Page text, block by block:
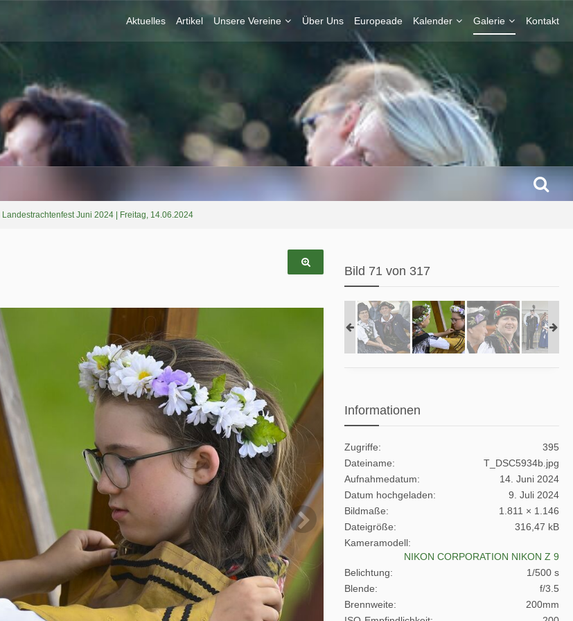
Aktuelles Artikel Unsere Vereine Über Uns Europeade Kalender Galerie Kontakt
Juni 2024 | Freitag, 14.06.2024
Bild 71 von 317
Informationen
Zugriffe
395
Dateiname
T_DSC5934b.jpg
Aufnahmedatum
14. Juni 2024
Datum hochgeladen
9. Juli 2024
Bildmaße
1.811 × 1.146
Dateigröße
316,47 kB
Kameramodell
NIKON CORPORATION NIKON Z 9
Belichtung
1/500 s
Blende
f/3.5
Brennweite
200mm